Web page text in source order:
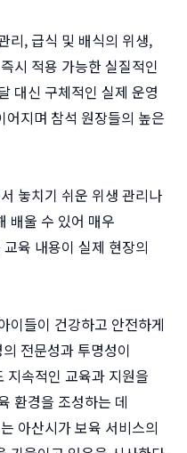
리, 급식 및 배식의 위생,
시 적용 가능한 실질적인
대신 구체적인 실제 운영
지며 참석 원장들의 높은
놓치기 쉬운 위생 관리나
배울 수 있어 매우
육 내용이 실제 현장의
이들이 건강하고 안전하게
전문성과 투명성이
속적인 교육과 지원을
환경을 조성하는 데
아산시가 보육 서비스의